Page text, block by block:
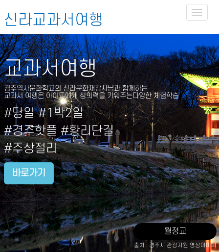
Toggle
신라교과서여행
교과서여행
경주역사문화학교의 신라문화재강사님과 함께하는
교과서 여행은 아이들에게 창의력을 키워주는다양한 체험학습
#당일 #1박2일
#경주핫플 #황리단길
#주상절리
바로가기
월정교
출처 : 경주시 관광자원 영상이미지